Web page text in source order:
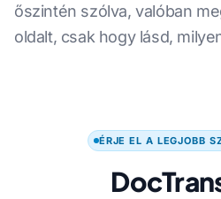
őszintén szólva, valóban
oldalt, csak hogy lásd,
ÉRJE EL A LEGJOBB